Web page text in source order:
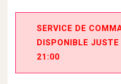
SERVICE DE
DISPONIBLE
21:00